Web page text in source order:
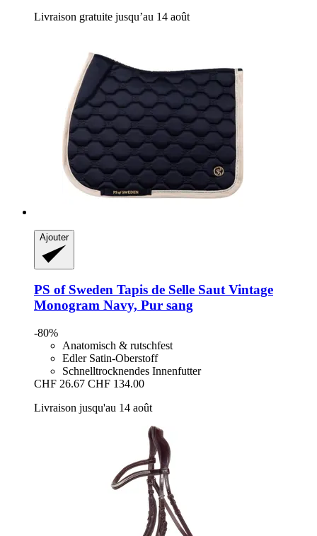
Livraison gratuite jusqu’au 14 août
Ajouter
PS of Sweden Tapis de Selle Saut Vintage
Monogram Navy, Pur sang
-80%
Anatomisch & rutschfest
Edler Satin-Oberstoff
Schnelltrocknendes Innenfutter
CHF 26.67 CHF 134.00
Livraison jusqu'au 14 août